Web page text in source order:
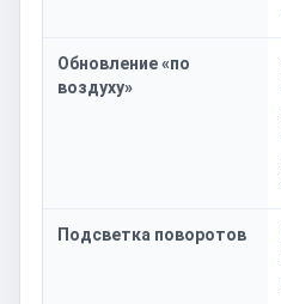
Обновление «по
воздуху»
Подсветка поворотов